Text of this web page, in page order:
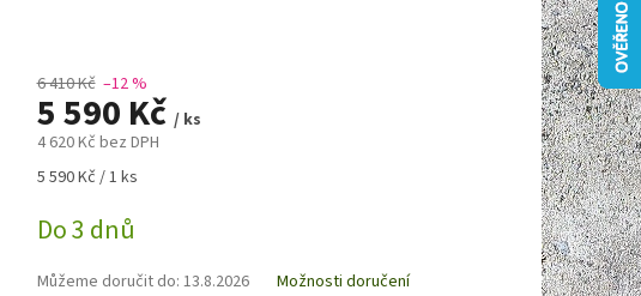
6 410 Kč –12 %
5 590 Kč / ks
4 620 Kč bez DPH
Měrná
5 590 Kč / 1 ks
Do 3 dnů
Můžeme doručit do: 13.8.2026 Možnosti doručení